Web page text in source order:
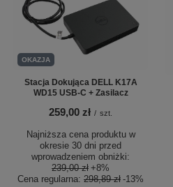
OKAZJA
Stacja Dokująca DELL K17A
WD15 USB-C + Zasilacz
259,00 zł / szt.
Najniższa cena produktu w
okresie 30 dni przed
wprowadzeniem obniżki:
239,00 zł +8%
Cena regularna: 298,89 zł -13%